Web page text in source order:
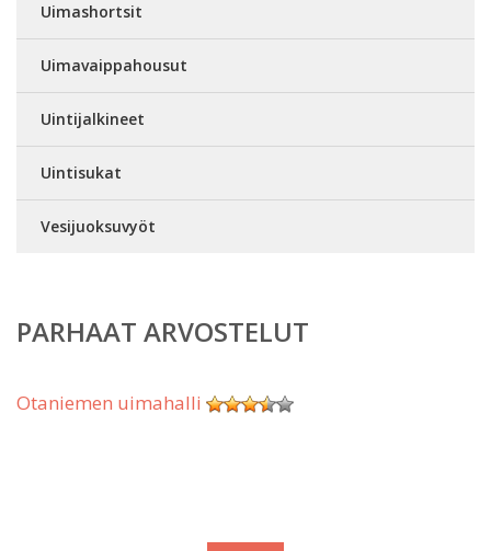
Uimashortsit
Uimavaippahousut
Uintijalkineet
Uintisukat
Vesijuoksuvyöt
PARHAAT ARVOSTELUT
Otaniemen uimahalli